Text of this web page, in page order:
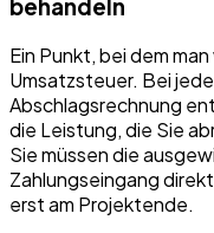
behandeln
Ein Punkt, bei dem
Umsatzsteuer. Bei
Abschlagsrechnung
die Leistung, die Sie
Sie müssen die
Zahlungseingang
erst am Projektende.